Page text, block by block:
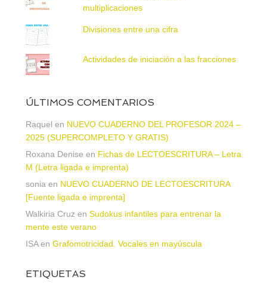
multiplicaciones
Divisiones entre una cifra
Actividades de iniciación a las fracciones
ÚLTIMOS COMENTARIOS
Raquel en NUEVO CUADERNO DEL PROFESOR 2024 –
2025 (SUPERCOMPLETO Y GRATIS)
Roxana Denise en Fichas de LECTOESCRITURA – Letra
M (Letra ligada e imprenta)
sonia en NUEVO CUADERNO DE LECTOESCRITURA
[Fuente ligada e imprenta]
Walkiria Cruz en Sudokus infantiles para entrenar la
mente este verano
ISAen Grafomotricidad. Vocales en mayúscula
ETIQUETAS